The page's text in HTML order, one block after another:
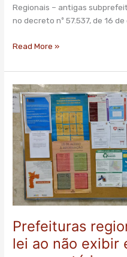
Regionais – antigas
no decreto nº 57.537, de 16
Read More »
Prefeituras
lei ao não exibir
Prefeituras
regionais
descumprem
lei
ao
exibir
execução
orçamentária